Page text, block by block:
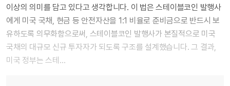
이상의 의미를 담고 있다고 생각합니다. 이 법은 스테이블코인 발행사
에게 미국 국채, 현금 등 안전자산을 1:1 비율로 준비금으로 반드시 보
유하도록 의무화함으로써, 스테이블코인 발행사가 본질적으로 미국
국채의 대규모 신규 투자자가 되도록 구조를 설계했습니다. 그 결과,
미국 정부는 스테…